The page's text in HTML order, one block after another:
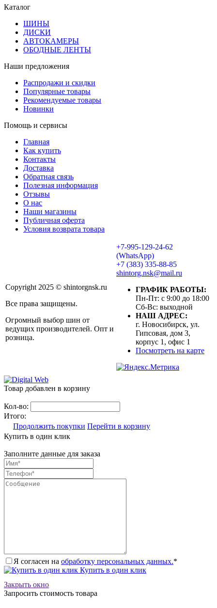
Каталог
ШИНЫ
ДИСКИ
АВТОКАМЕРЫ
ОБОДНЫЕ ЛЕНТЫ
Наши предложения
Распродажи и скидки
Популярные товары
Рекомендуемые товары
Новинки
Помощь и сервисы
Главная
Как купить
Контакты
Доставка
Обратная связь
Полезная информация
Отзывы
О нас
Наши магазины
Публичная оферта
Условия возврата товара
Copyright 2025 © shintorgnsk.ru
Все права защищены.
Огромный выбор шин от
ведущих производителей. Опт и
розница.
+7-995-129-24-62
(WhatsApp)
+7 (383) 335-88-85
shintorg.nsk@mail.ru
ГРАФИК РАБОТЫ:
Пн-Пт: с 9:00 до 18:00
Сб-Вс: выходной
НАШ АДРЕС:
г. Новосибирск, ул.
Гипсовая, дом 3,
корпус 1, офис 1
Посмотреть на карте
Товар добавлен в корзину
Кол-во:
Итого:
Продолжить покупки Перейти в корзину
Купить в один клик
Заполните данные для заказа
Я согласен на обработку персональных данных.*
Купить в один клик
Закрыть окно
Запросить стоимость товара